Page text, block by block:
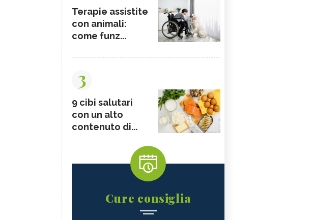
Terapie assistite
con animali:
come funz...
3
9 cibi salutari
con un alto
contenuto di...
Cure consiglia